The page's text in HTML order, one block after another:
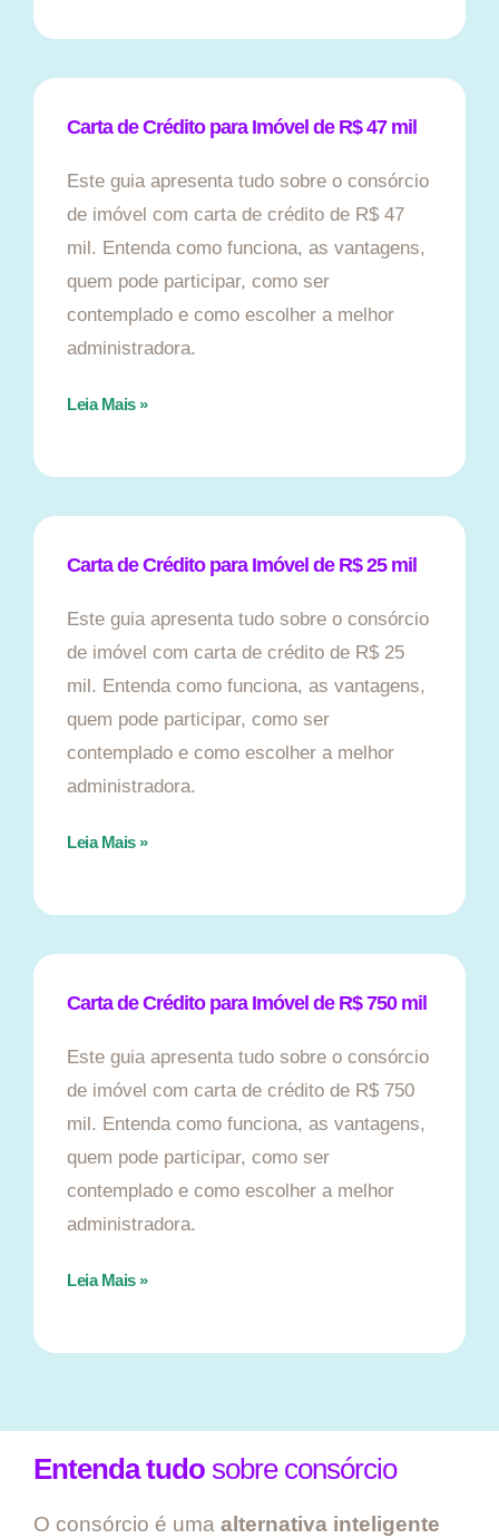
Carta de Crédito para Imóvel de R$ 47 mil
Este guia apresenta tudo sobre o consórcio
de imóvel com carta de crédito de R$ 47
mil. Entenda como funciona, as vantagens,
quem pode participar, como ser
contemplado e como escolher a melhor
administradora.
Leia Mais »
Carta de Crédito para Imóvel de R$ 25 mil
Este guia apresenta tudo sobre o consórcio
de imóvel com carta de crédito de R$ 25
mil. Entenda como funciona, as vantagens,
quem pode participar, como ser
contemplado e como escolher a melhor
administradora.
Leia Mais »
Carta de Crédito para Imóvel de R$ 750 mil
Este guia apresenta tudo sobre o consórcio
de imóvel com carta de crédito de R$ 750
mil. Entenda como funciona, as vantagens,
quem pode participar, como ser
contemplado e como escolher a melhor
administradora.
Leia Mais »
Entenda tudo sobre consórcio
O consórcio é uma alternativa inteligente